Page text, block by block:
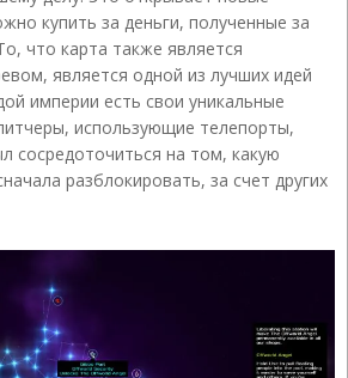
купить за деньги, полученные за
что карта также является
является одной из лучших идей
империи есть свои уникальные
использующие телепорты,
сосредоточиться на том, какую
разблокировать, за счет других